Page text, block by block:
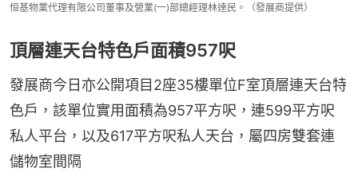
恒基物業代理有限公司董事及營業(一)部總經理林達民。（發展商提供）
頂層連天台特色戶面積957呎
發展商今日亦公開項目2座35樓單位F室頂層連天台特
色戶，該單位實用面積為957平方呎，連599平方呎
私人平台，以及617平方呎私人天台，屬四房雙套連
儲物室間隔